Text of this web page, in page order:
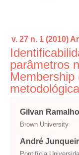
v. 27 n. 1 (2010)
parâmetros
Gilvan
Brown University
André